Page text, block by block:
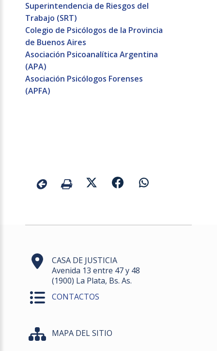
Superintendencia de Riesgos del
Trabajo (SRT)
Colegio de Psicólogos de la Provincia
de Buenos Aires
Asociación Psicoanalítica Argentina
(APA)
Asociación Psicólogos Forenses
(APFA)
CASA DE JUSTICIA
Avenida 13 entre 47 y 48
(1900) La Plata, Bs. As.
CONTACTOS
MAPA DEL SITIO